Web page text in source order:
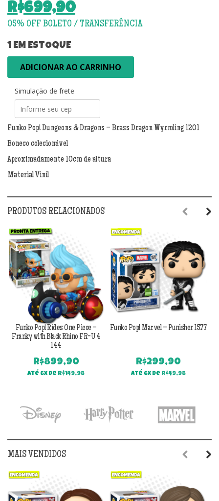
O
preço
era:
R$799,90.
R$699,90
O
atual
é:
R$699,90.
1 EM ESTOQUE
Pop!
Dragons
Brass
Wyrmling
1201
quantidade
ADICIONAR AO CARRINHO
Simulação de frete
Funko Pop! Dungeons & Dragons – Brass Dragon Wyrmling 1201
Boneco colecionável
Aproximadamente 10cm de altura
Material Vinil
PRODUTOS RELACIONADOS
Funko Pop! Rides One Piece –
Franky with Black Rhino FR-U 4
144
R$899,90
Até 6x de R$149,98
Funko Pop! Marvel – Punisher 1577
R$299,90
Até 6x de R$49,98
MAIS VENDIDOS